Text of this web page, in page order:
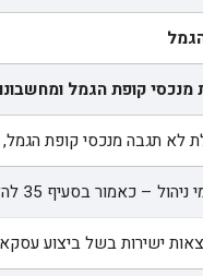
מנכסי קופת הגמל
לא תגבה מנכסי קופת
ניהול – כאמור בסעיף 35 להלן.
ישירות בשל ביצוע